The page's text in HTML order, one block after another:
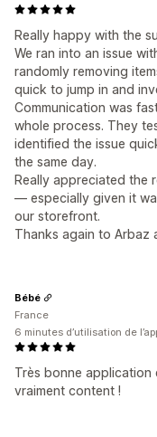
Règles relatives aux
Règles relatives aux
Masquer le paiement
Multilingue
Taux de clics
Performance des
Optimisation des
Really happy with the
We ran into an issue
randomly removing
quick to jump in and
Communication was
whole process. They
identified the issue
the same day.
Really appreciated the
— especially given it
our storefront.
Thanks again to Arbaz
Très bonne application
vraiment content !
Bébé
France
6 minutes d’utilisation de